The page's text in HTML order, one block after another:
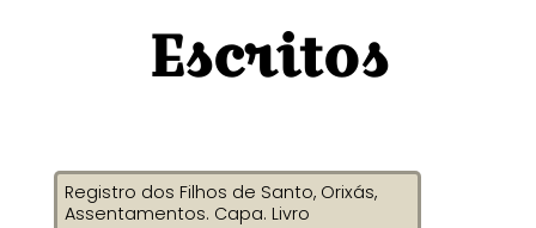
Escritos
Registro dos Filhos de Santo, Orixás,
Assentamentos. Capa. Livro